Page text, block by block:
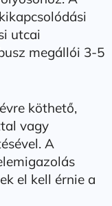
utcai
megállói 3-5
köthető,
vagy
A
el kell érnie a